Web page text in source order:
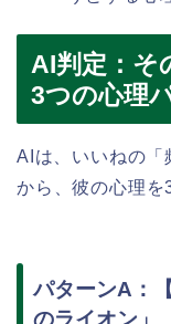
AI判定：そ
3つの心理
AIは、いいねの「
から、彼の心理を
パターンA：
のライオン」